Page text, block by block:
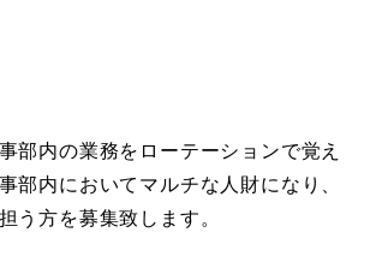
部内の業務をローテーションで覚え
部内においてマルチな人財になり、
う方を募集致します。